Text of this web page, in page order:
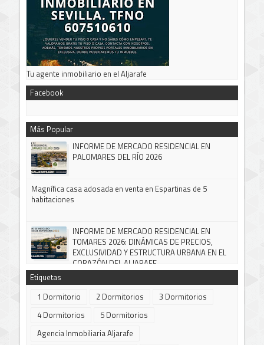
Tu agente inmobiliario en el Aljarafe
Facebook
Más Popular
INFORME DE MERCADO RESIDENCIAL EN
PALOMARES DEL RÍO 2026
Magnífica casa adosada en venta en Espartinas de 5
habitaciones
INFORME DE MERCADO RESIDENCIAL EN
TOMARES 2026: DINÁMICAS DE PRECIOS,
EXCLUSIVIDAD Y ESTRUCTURA URBANA EN EL
CORAZÓN DEL ALJARAFE
Etiquetas
1 Dormitorio
2 Dormitorios
3 Dormitorios
4 Dormitorios
5 Dormitorios
Agencia Inmobiliaria Aljarafe